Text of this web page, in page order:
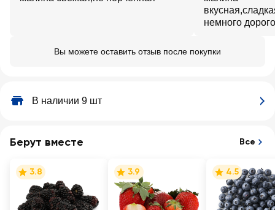
немного
Вы можете оставить отзыв после покупки
В наличии 9 шт
Берут вместе Все
3.8 3.9 4.5